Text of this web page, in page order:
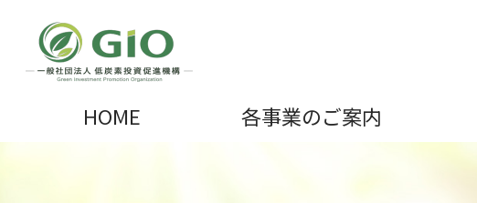
HOME 各事業のご案内